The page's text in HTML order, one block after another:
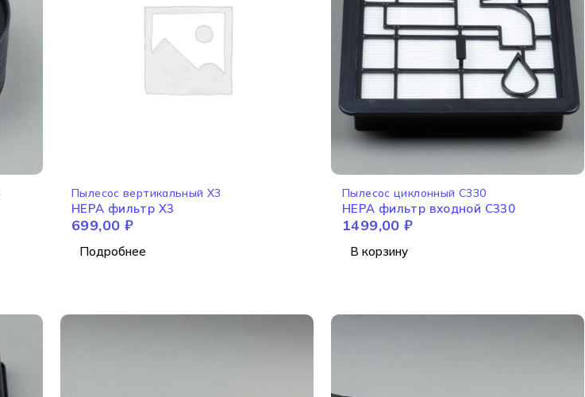
Пылесос вертикальный X3
HEPA фильтр X3
699,00 ₽
Подробнее
Пылесос циклонный C330
HEPA фильтр входной C330
1499,00 ₽
В корзину